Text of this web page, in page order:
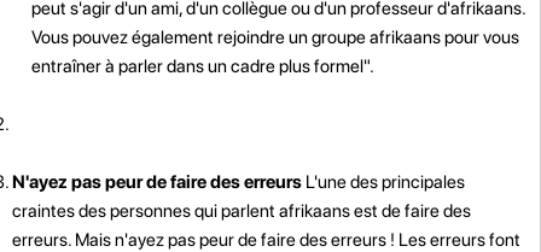
peut s'agir d'un ami, d'un collègue ou d'un professeur d'afrikaans.
Vous pouvez également rejoindre un groupe afrikaans pour vous
entraîner à parler dans un cadre plus formel".
N'ayez pas peur de faire des erreurs L'une des principales
craintes des personnes qui parlent afrikaans est de faire des
erreurs. Mais n'ayez pas peur de faire des erreurs ! Les erreurs font